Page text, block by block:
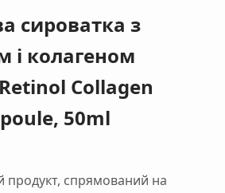
сироватка з
і колагеном
Collagen
50ml
продукт, спрямований на